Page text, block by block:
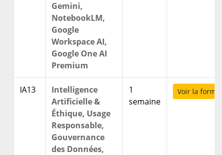
Gemini,
NotebookLM,
Google
Workspace AI,
Google One AI
Premium
IA13
Intelligence
Artificielle &
Éthique, Usage
Responsable,
Gouvernance
des Données,
1
semaine
Voir la